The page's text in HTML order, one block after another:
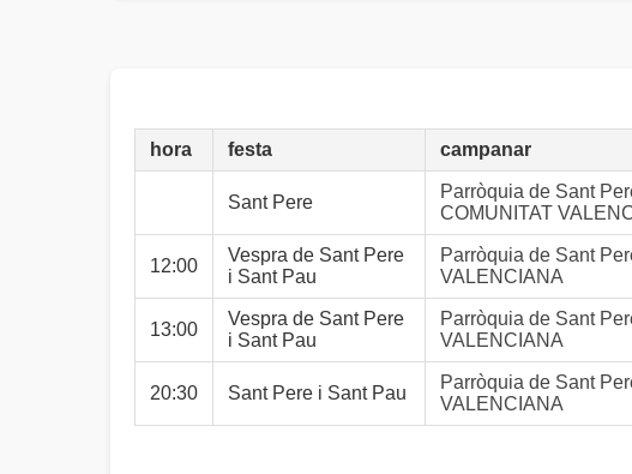
hora festa campanar
Sant Pere
Parròquia de Sant
COMUNITAT
12:00
Vespra de Sant Pere
i Sant Pau
Parròquia de Sant
VALENCIANA
13:00
Vespra de Sant Pere
i Sant Pau
Parròquia de Sant
VALENCIANA
20:30 Sant Pere i Sant Pau
Parròquia de Sant
VALENCIANA